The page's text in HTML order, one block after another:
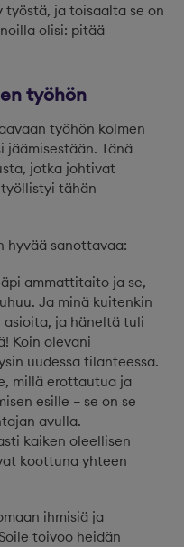
työstä, ja toisaalta se on
olisi: pitää
työhön
työhön kolmen
jäämisestään. Tänä
jotka johtivat
tähän
hyvää sanottavaa:
ammattitaito ja se,
Ja minä kuitenkin
asioita, ja häneltä tuli
Koin olevani
uudessa tilanteessa.
millä erottautua ja
esille – se on se
avulla.
kaiken oleellisen
koottuna yhteen
ihmisiä ja
toivoo heidän